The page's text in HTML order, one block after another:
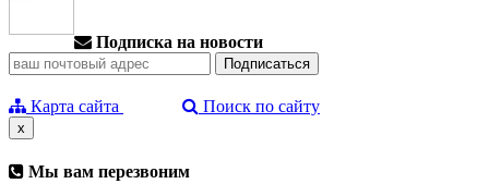
Подписка на новости
Карта сайта Поиск по сайту
x
Мы вам перезвоним